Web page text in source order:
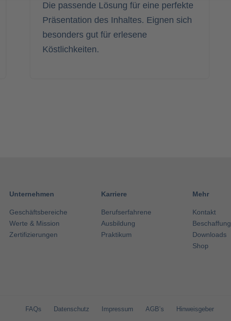
Die passende Lösung für eine perfekte
Präsentation des Inhaltes. Eignen sich
besonders gut für erlesene
Köstlichkeiten.
Unternehmen
Geschäftsbereiche
Werte & Mission
Zertifizierungen
Karriere
Berufserfahrene
Ausbildung
Praktikum
Mehr
Kontakt
Beschaffung
Downloads
Shop
FAQs Datenschutz Impressum AGB’s Hinweisgeber